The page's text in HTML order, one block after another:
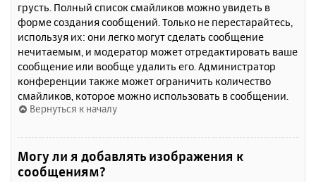
грусть. Полный список смайликов можно увидеть в
форме создания сообщений. Только не перестарайтесь,
используя их: они легко могут сделать сообщение
нечитаемым, и модератор может отредактировать ваше
сообщение или вообще удалить его. Администратор
конференции также может ограничить количество
смайликов, которое можно использовать в сообщении.
Вернуться к началу
Могу ли я добавлять изображения к
сообщениям?